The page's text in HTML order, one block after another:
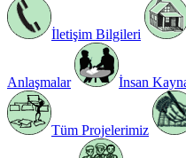
İletişim Bilgileri
Anlaşmalar İnsan
Tüm Projelerimiz